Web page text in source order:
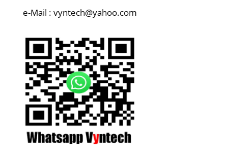
e-Mail : vyntech@yahoo.com